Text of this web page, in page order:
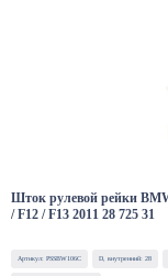
Шток рулевой рейки
/ F12 / F13 2011 28 725 31
Артикул: PSSBW106C D, внутренний: 28